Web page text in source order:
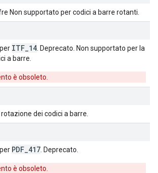
Non supportato per codici a barre rotanti.
ITF_14 . Deprecato. Non supportato per la
a barre.
è obsoleto.
dei codici a barre.
PDF_417 . Deprecato.
è obsoleto.